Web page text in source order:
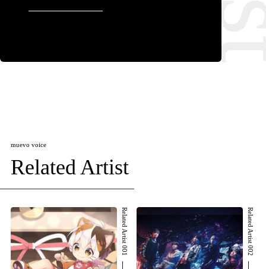
muevo voice
Related Artist
Related Artist 001 Related Artist 002